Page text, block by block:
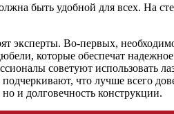
быть удобной для всех. На
эксперты. Во-первых,
которые обеспечат
советуют использовать
что лучше всего
и долговечность конструкции.